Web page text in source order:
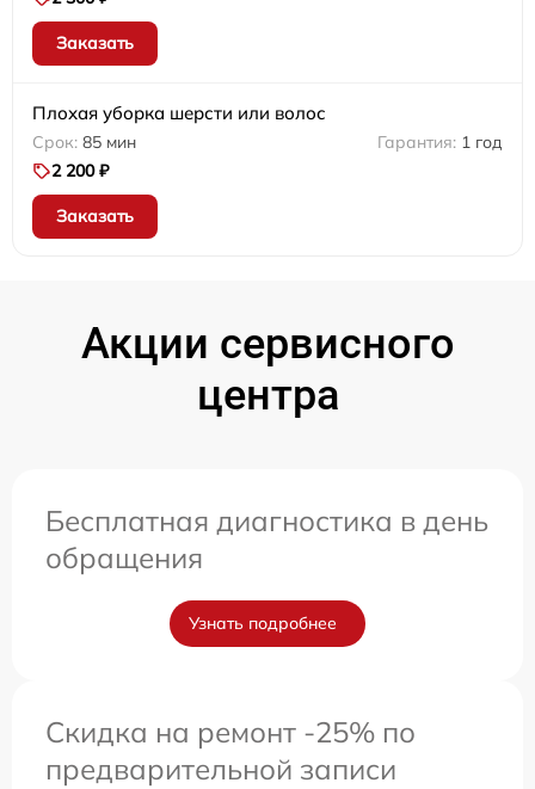
Заказать
Плохая уборка шерсти или волос
85 мин
1 год
2 200 ₽
Заказать
Акции сервисного
центра
Бесплатная диагностика в день
обращения
Узнать подробнее
Скидка на ремонт -25% по
предварительной записи